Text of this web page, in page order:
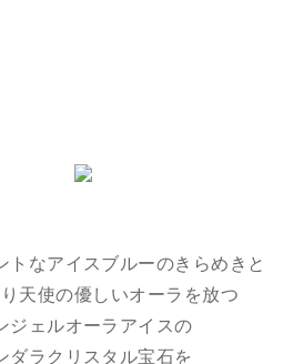
トなアイスブルーのきらめきと
天使の優しいオーラを放つ
ジェルオーラアイスの
ダラクリスタル宝石を